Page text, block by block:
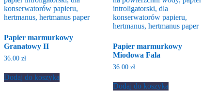
Papier marmurkowy
Granatowy II
36.00 zł
Dodaj do koszyka
Papier marmurkowy
Miodowa Fala
36.00 zł
Dodaj do koszyka